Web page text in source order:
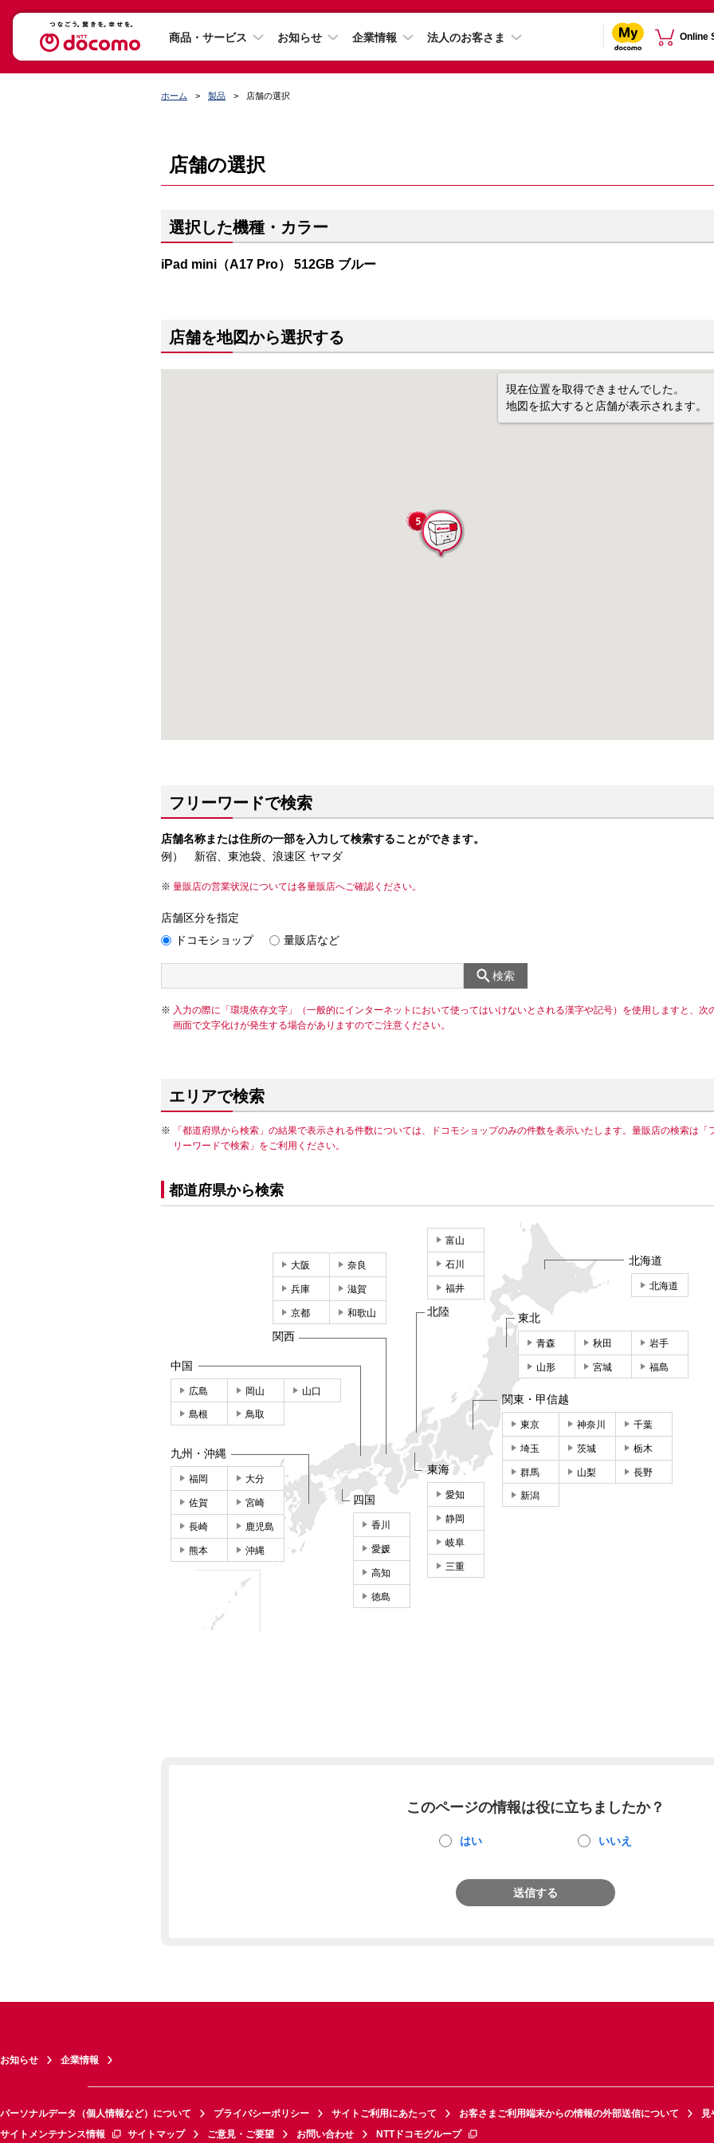
商品・サービス お知らせ 企業情報 法人のお客さま Online
ホーム 製品 店舗の選択
店舗の選択
選択した機種・カラー
iPad mini（A17 Pro） 512GB ブルー
店舗を地図から選択する
現在位置を取得できませんでした。
地図を拡大すると店舗が表示されます。
フリーワードで検索
店舗名称または住所の一部を入力して検索することができます。
例） 新宿、東池袋、浪速区 ヤマダ
量販店の営業状況については各量販店へご確認ください。
店舗区分を指定
ドコモショップ
量販店など
検索
入力の際に「環境依存文字」（一般的にインターネットにおいて使ってはいけないとされる漢字や記号）を使用しますと、次
画面で文字化けが発生する場合がありますのでご注意ください。
エリアで検索
「都道府県から検索」の結果で表示される件数については、ドコモショップのみの件数を表示いたします。量販店の検索は「
リーワードで検索」をご利用ください。
都道府県から検索
北海道
北海道
東北
青森 秋田 岩手
山形 宮城 福島
関東・甲信越
東京 神奈川 千葉
埼玉 茨城 栃木
群馬 山梨 長野
新潟
東海
愛知
静岡
岐阜
三重
富山
石川
福井
北陸
大阪 奈良
兵庫 滋賀
京都 和歌山
関西
中国
広島 岡山 山口
島根 鳥取
四国
香川
愛媛
高知
徳島
九州・沖縄
福岡 大分
佐賀 宮崎
長崎 鹿児島
熊本 沖縄
このページの情報は役に立ちましたか？
はい いいえ
送信する
お知らせ 企業情報
パーソナルデータ（個人情報など）について プライバシーポリシー サイトご利用にあたって お客さまご利用端末からの情報の外部送信について
見
サイトメンテナンス情報
サイトマップ ご意見・ご要望 お問い合わせ NTTドコモグループ